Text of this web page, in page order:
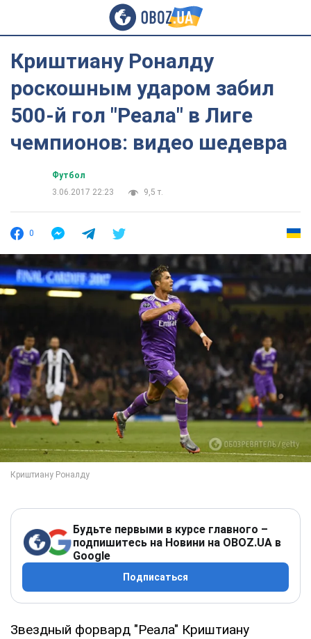
Криштиану Роналду
роскошным ударом забил
500-й гол "Реала" в Лиге
чемпионов: видео шедевра
Футбол
3.06.2017 22:23
9,5 т.
0
Будьте первыми в курсе главного –
подпишитесь на Новини на OBOZ.UA в
Google
Подписаться
Звездный форвард "Реала" Криштиану